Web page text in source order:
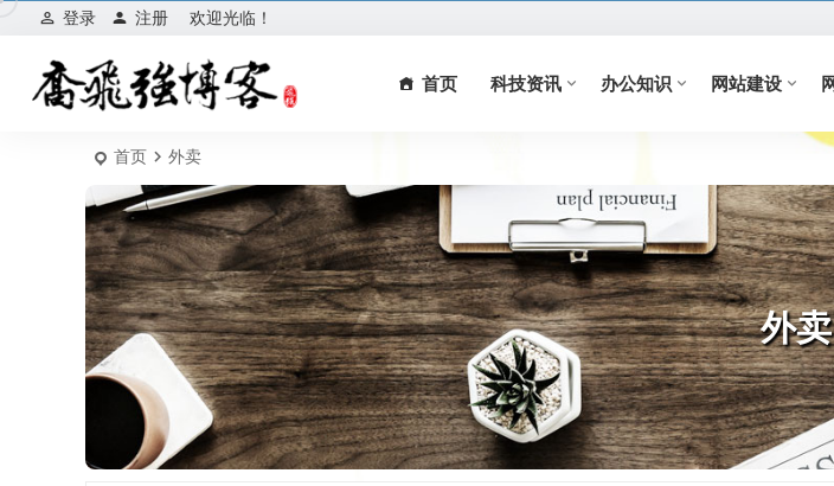
欢迎光临！
登录 注册
首页 科技资讯 办公知识 网站建设
首页 外卖
外卖